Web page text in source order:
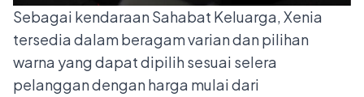
Sebagai kendaraan Sahabat Keluarga, Xenia
tersedia dalam beragam varian dan pilihan
warna yang dapat dipilih sesuai selera
pelanggan dengan harga mulai dari